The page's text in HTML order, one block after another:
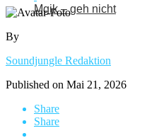
Mgik – geh nicht
By
Soundjungle Redaktion
Published on Mai 21, 2026
Share
Share